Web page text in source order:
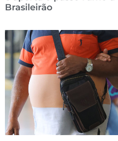
Brasileirão